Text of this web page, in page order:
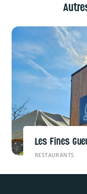
Les Fines
RESTAURANTS